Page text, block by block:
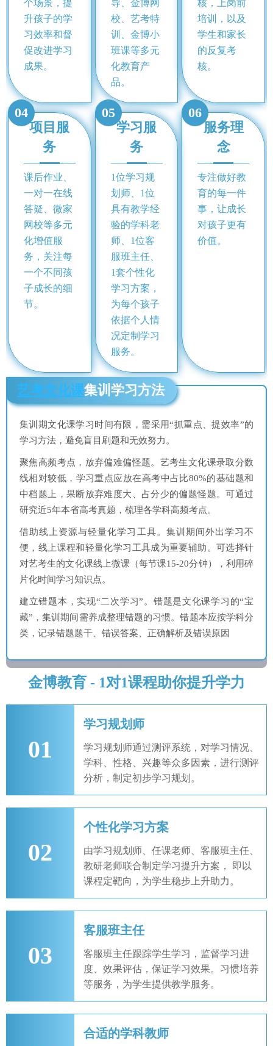
个场景，提
升孩子的学
习效率和督
促改进学习
成果。
导、金博网
校、艺考特
训、金博小
班课等多元
化教育产
品。
核，上岗前
培训，以及
学生和家长
的反复考
核。
04
项目服
务
课后作业、
一对一在线
答疑、微家
网校等多元
化增值服
务，关注每
一个不同孩
子成长的细
节。
05
学习服
务
1位学习规
划师、1位
具有教学经
验的学科老
师、1位客
服班主任、
1套个性化
学习方案，
为每个孩子
依据个人情
况定制学习
服务。
06
服务理
念
专注做好教
育的每一件
事，让成长
对孩子更有
价值。
艺考文化课集训学习方法
集训期文化课学习时间有限，需采用“抓重点、提效率”的
学习方法，避免盲目刷题和无效努力。
聚焦高频考点，放弃偏难偏怪题。艺考生文化课录取分数
线相对较低，学习重点应放在高考中占比80%的基础题和
中档题上，果断放弃难度大、占分少的偏题怪题。可通过
研究近5年本省高考真题，梳理各学科高频考点。
借助线上资源与轻量化学习工具。集训期间外出学习不
便，线上课程和轻量化学习工具成为重要辅助。可选择针
对艺考生的文化课线上微课（每节课15-20分钟），利用碎
片化时间学习知识点。
建立错题本，实现“二次学习”。错题是文化课学习的“宝
藏”，集训期间需养成整理错题的习惯。错题本应按学科分
类，记录错题题干、错误答案、正确解析及错误原因
金博教育 - 1对1课程助你提升学力
01
学习规划师
学习规划师通过测评系统，对学习情况、
学科、性格、兴趣等众多因素，进行测评
分析，制定初步学习规划。
02
个性化学习方案
由学习规划师、任课老师、客服班主任、
教研老师联合制定学习提升方案， 即以
课程定靶向，为学生稳步上升助力。
03
客服班主任
客服班主任跟踪学生学习，监督学习进
度、效果评估，保证学习效果。习惯培养
等服务，为学生提供教学服务。
合适的学科教师